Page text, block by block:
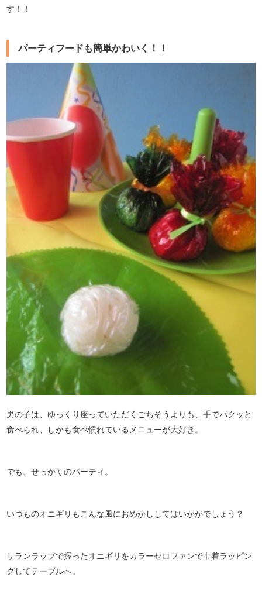
す！！
パーティフードも簡単かわいく！！
男の子は、ゆっくり座っていただくごちそうよりも、手でパクッと
食べられ、しかも食べ慣れているメニューが大好き。
でも、せっかくのパーティ。
いつものオニギリもこんな風におめかししてはいかがでしょう？
サランラップで握ったオニギリをカラーセロファンで巾着ラッピン
グしてテーブルへ。